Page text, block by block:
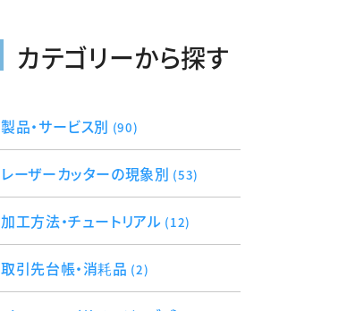
カテゴリーから探す
製品・サービス別 (90)
レーザーカッターの現象別 (53)
加工方法・チュートリアル (12)
取引先台帳・消耗品 (2)